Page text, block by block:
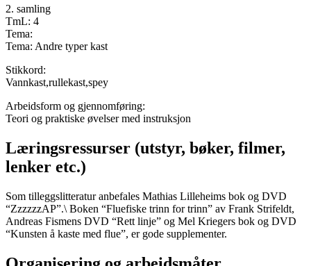
2. samling
TmL: 4
Tema:
Tema: Andre typer kast
Stikkord:
Vannkast,rullekast,spey
Arbeidsform og gjennomføring:
Teori og praktiske øvelser med instruksjon
Læringsressurser (utstyr, bøker, filmer,
lenker etc.)
Som tilleggslitteratur anbefales Mathias Lilleheims bok og DVD
“ZzzzzzAP”.\ Boken “Fluefiske trinn for trinn” av Frank Strifeldt,
Andreas Fismens DVD “Rett linje” og Mel Kriegers bok og DVD
“Kunsten å kaste med flue”, er gode supplementer.